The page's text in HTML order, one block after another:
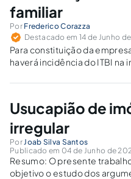
familiar
Por Frederico Corazza
Destacado em 14 de Junho
Para constituição da
haverá incidência do ITBI na
social conste atividade
Usucapião de
irregular
Por Joab Silva Santos
Publicado em 04 de Junho de
Resumo: O presente
objetivo o estudo dos